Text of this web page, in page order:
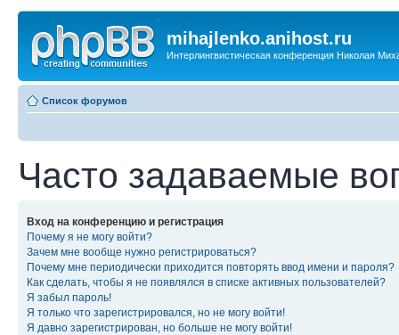
mihajlenko.anihost.ru
Интерлингвистическая конференция Николая
Список форумов
Часто задаваемые
Вход на конференцию и регистрация
Почему я не могу войти?
Зачем мне вообще нужно регистрироваться?
Почему мне периодически приходится повторять ввод имени и пароля?
Как сделать, чтобы я не появлялся в списке активных пользователей?
Я забыл пароль!
Я только что зарегистрировался, но не могу войти!
Я давно зарегистрирован, но больше не могу войти!